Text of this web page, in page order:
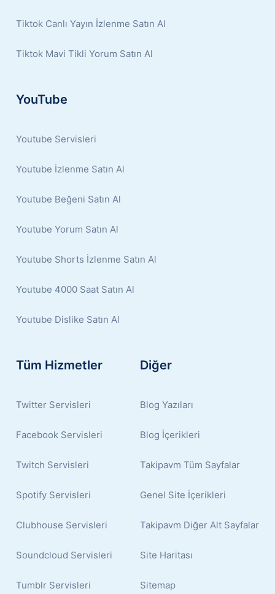
Tiktok Canlı Yayın İzlenme Satın Al
Tiktok Mavi Tikli Yorum Satın Al
YouTube
Youtube Servisleri
Youtube İzlenme Satın Al
Youtube Beğeni Satın Al
Youtube Yorum Satın Al
Youtube Shorts İzlenme Satın Al
Youtube 4000 Saat Satın Al
Youtube Dislike Satın Al
Tüm Hizmetler
Twitter Servisleri
Facebook Servisleri
Twitch Servisleri
Spotify Servisleri
Clubhouse Servisleri
Soundcloud Servisleri
Tumblr Servisleri
Diğer
Blog Yazıları
Blog İçerikleri
Takipavm Tüm Sayfalar
Genel Site İçerikleri
Takipavm Diğer Alt Sayfalar
Site Haritası
Sitemap